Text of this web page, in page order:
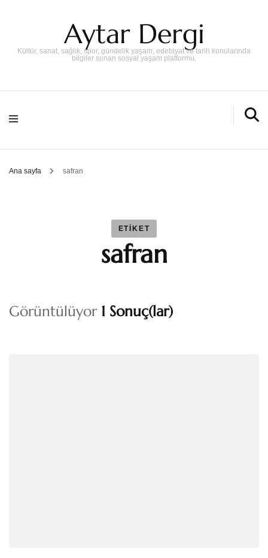
Aytar Dergi
Kültür, sanat, sağlık, spor, gündelik yaşam, edebiyat ve tarih konularında
bilgiler sunan sosyal yaşam platformu.
Ana sayfa safran
ETIKET
safran
Görüntülüyor 1 Sonuç(lar)